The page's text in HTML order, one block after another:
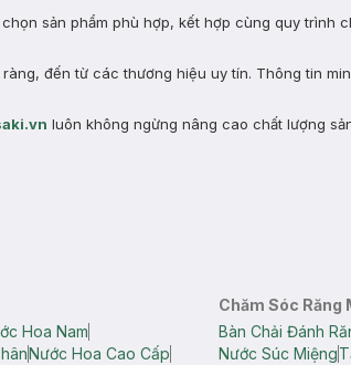
sản phẩm phù hợp, kết hợp cùng quy trình
đến từ các thương hiệu uy tín. Thông tin
luôn không ngừng nâng cao chất lượng
Hoa Nam
Nước Hoa Cao Cấp
Chăm Sóc Răng
Bàn Chải Đánh
Nước Súc Miệng